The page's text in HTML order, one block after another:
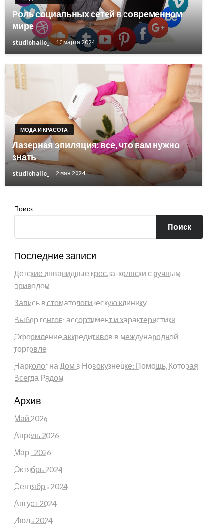
Роль социальных сетей в современном
мире
studiohallo_ 10 марта 2024
МОДА И КРАСОТА
Лазерная эпиляция: все, что вам нужно
знать
studiohallo_ 2 мая 2024
Поиск
Поиск
Последние записи
Детские инвалидные кресла-коляски с ручным
приводом
Запись в стоматологическую клинику
Выбор гонгов: ассортимент и характеристики
Оформление аккредитивов в международной
торговле
Нарколог на Дом в Новокузнецке: Помощь, Которая
Всегда Рядом
Архив
Май 2026
Апрель 2026
Март 2026
Октябрь 2024
Сентябрь 2024
Август 2024
Июль 2024